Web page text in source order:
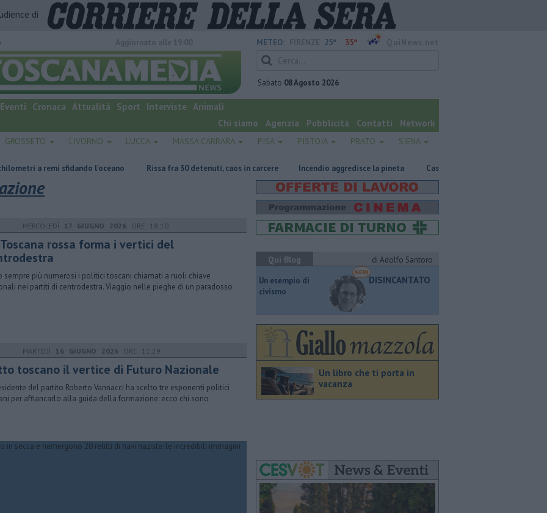
di
METEO: 25° 35°
Sabato 08 Agosto 2026
Eventi Cronaca Attualità Sport Interviste Animali
Chi siamo
Agenzia Pubblicità Contatti Network
GROSSETO LIVORNO LUCCA MASSA CARRARA PISA PISTOIA PRATO SIENA
sfidando l'oceano Rissa fra 30 detenuti, caos in carcere Incendio aggredisce la pineta Casa inagibile dopo il rogo nel rimessaggio
MERCOLEDÌ 17 GIUGNO 2026 ORE 18:10
rossa forma i vertici del
sempre più numerosi i politici toscani chiamati a ruoli chiave
nei partiti di centrodestra. Viaggio nelle pieghe di un paradosso
MARTEDÌ 16 GIUGNO 2026 ORE 11:29
toscano il vertice di Futuro Nazionale
del partito Roberto Vannacci ha scelto tre esponenti politici
per affiancarlo alla guida della formazione: ecco chi sono
Qui Blog
di Adolfo Santoro
​Un esempio di
civismo
DISINCANTATO
Un libro che ti porta in
vacanza